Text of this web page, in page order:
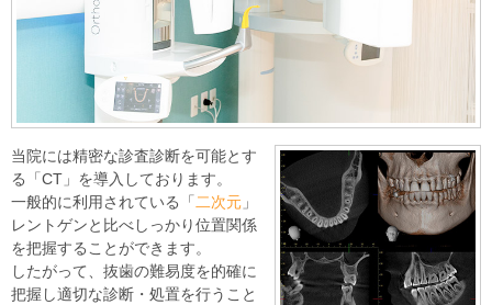
当院には精密な診査診断を可能とす
る「CT」を導入しております。
一般的に利用されている「 二次元 」
レントゲンと比べしっかり位置関係
を把握することができます。
したがって、抜歯の難易度を的確に
把握し適切な診断・処置を行うこと